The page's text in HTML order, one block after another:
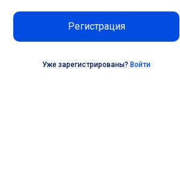
Регистрация
Уже зарегистрированы? Войти